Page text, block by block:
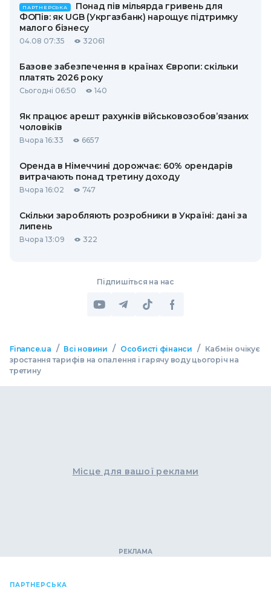
ПАРТНЕРСЬКА
Понад пів мільярда гривень для
ФОПів: як UGB (Укргазбанк) нарощує підтримку
малого бізнесу
04.08 07:35 32061
Базове забезпечення в країнах Європи: скільки
платять 2026 року
Сьогодні 06:50 140
Як працює арешт рахунків військовозобов’язаних
чоловіків
Вчора 16:33 6657
Оренда в Німеччині дорожчає: 60% орендарів
витрачають понад третину доходу
Вчора 16:02 747
Скільки заробляють розробники в Україні: дані за
липень
Вчора 13:09 322
Підпишіться на нас
Finance.ua / Всі новини / Особисті фінанси /
Кабмін очікує
зростання тарифів на опалення і гарячу воду цьогоріч на
третину
Місце для вашої реклами
ПАРТНЕРСЬКА